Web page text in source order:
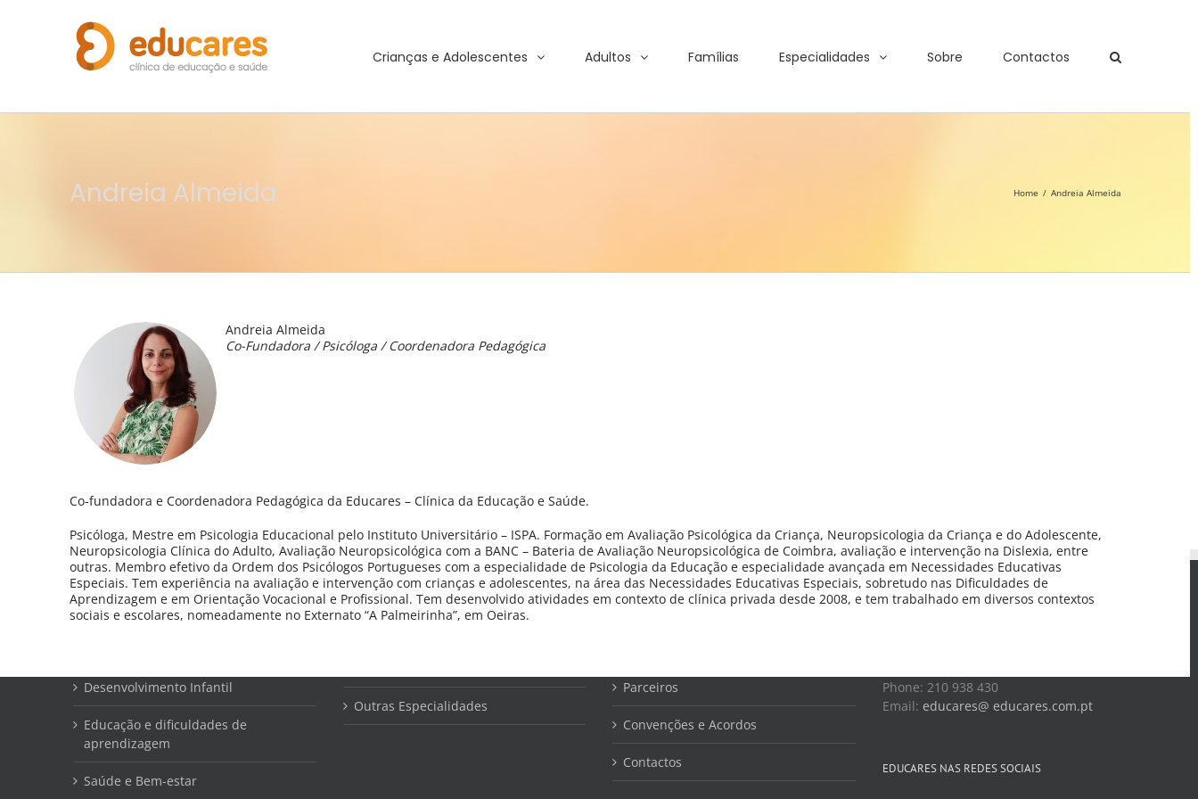
Crianças e Adolescentes Adultos Famílias Especialidades Sobre Contactos
Andreia Almeida Home / Andreia Almeida
Andreia Almeida
Co-Fundadora / Psicóloga / Coordenadora Pedagógica
Co-fundadora e Coordenadora Pedagógica da Educares – Clínica da Educação e Saúde.
Psicóloga, Mestre em Psicologia Educacional pelo Instituto Universitário – ISPA. Formação em Avaliação Psicológica da Criança, Neuropsicologia da Criança e do Adolescente,
Neuropsicologia Clínica do Adulto, Avaliação Neuropsicológica com a BANC – Bateria de Avaliação Neuropsicológica de Coimbra, avaliação e intervenção na Dislexia, entre
outras. Membro efetivo da Ordem dos Psicólogos Portugueses com a especialidade de Psicologia da Educação e especialidade avançada em Necessidades Educativas
Especiais. Tem experiência na avaliação e intervenção com crianças e adolescentes, na área das Necessidades Educativas Especiais, sobretudo nas Dificuldades de
Aprendizagem e em Orientação Vocacional e Profissional. Tem desenvolvido atividades em contexto de clínica privada desde 2008, e tem trabalhado em diversos contextos
sociais e escolares, nomeadamente no Externato “A Palmeirinha”, em Oeiras.
CRIANÇAS E ADOLESCENTES
Desenvolvimento Infantil
Educação e dificuldades de
aprendizagem
Saúde e Bem-estar
ADULTOS
Outras Especialidades
EDUCARES
Parceiros
Convenções e Acordos
Contactos
CONTACTOS
Phone: 210 938 430
Email: educares@ educares.com.pt
EDUCARES NAS REDES SOCIAIS